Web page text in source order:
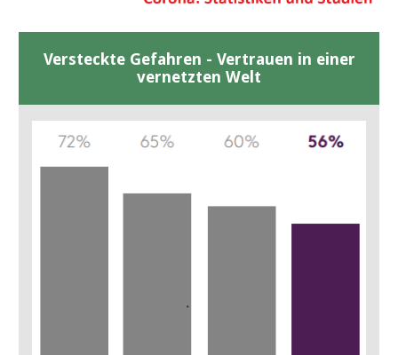
Versteckte Gefahren - Vertrauen in einer
vernetzten Welt